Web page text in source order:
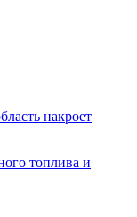
накроет
топлива и